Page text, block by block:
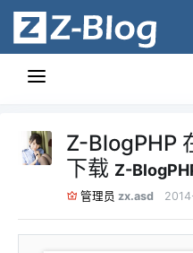
Z-BlogPHP
下载 Z-
管理员 zx.asd